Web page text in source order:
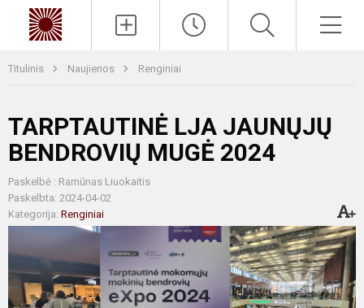
Titulinis Naujienos Renginiai
TARPTAUTINĖ LJA JAUNŲJŲ
BENDROVIŲ MUGĖ 2024
Paskelbė : Ramūnas Liuokaitis
Paskelbta: 2024-04-02
Kategorija: Renginiai